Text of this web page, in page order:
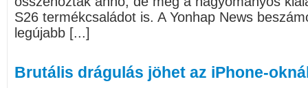
S26 termékcsaládot is. A Yonhap News
legújabb [...]
Brutális drágulás jöhet az iPhone-